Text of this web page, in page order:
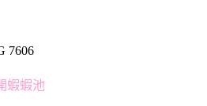
蝦蝦池